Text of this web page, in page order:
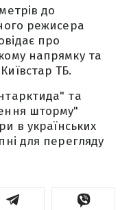
до
режисера
про
напрямку та
ТБ.
та
шторму"
в українських
для перегляду